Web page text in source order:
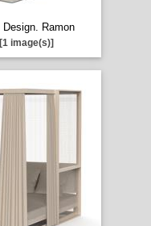
Design. Ramon
[1 image(s)]